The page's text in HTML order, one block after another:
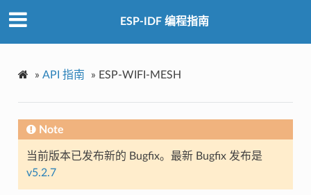
ESP-IDF 编程指南
» API 指南 » ESP-WIFI-MESH
Note
当前版本已发布新的 Bugfix。最新 Bugfix 发布是
v5.2.7